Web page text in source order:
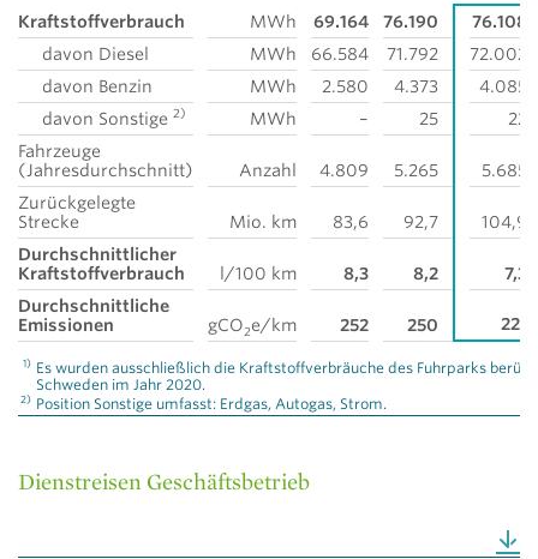
Kraftstoffverbrauch MWh 69.164 76.190
76.108
davon Diesel
MWh 66.584 71.792
72.002
davon Benzin
MWh 2.580 4.373
4.085
davon Sonstige 2) MWh – 25
22
Fahrzeuge
(Jahresdurchschnitt)
Anzahl 4.809 5.265
5.685
Zurückgelegte
Strecke
Mio. km 83,6 92,7
104,9
Durchschnittlicher
Kraftstoffverbrauch
l/100 km 8,3 8,2
7,3
Durchschnittliche
Emissionen
gCO2e/km 252 250 221
1) Es wurden ausschließlich die Kraftstoffverbräuche des Fuhrparks
Schweden im Jahr 2020.
2) Position Sonstige umfasst: Erdgas, Autogas, Strom.
Dienstreisen Geschäftsbetrieb